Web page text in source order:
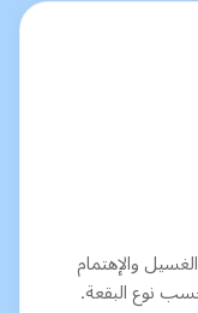
والإهتمام
نوع البقعة.